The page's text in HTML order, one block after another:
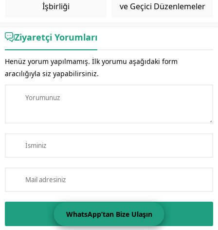
İşbirliği
ve Geçici Düzenlemeler
Ziyaretçi Yorumları
Henüz yorum yapılmamış. İlk yorumu aşağıdaki form
aracılığıyla siz yapabilirsiniz.
WhatsApp’tan Bize Ulaşın